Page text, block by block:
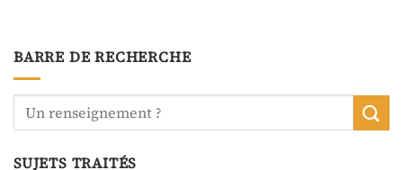
BARRE DE RECHERCHE
SUJETS TRAITÉS